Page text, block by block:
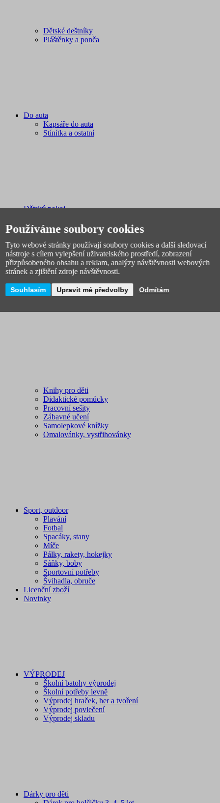
Dětské deštníky
Pláštěnky a ponča
Do auta
Kapsáře do auta
Stínítka a ostatní
Dětský pokoj
Dětská nástěnná dekorace
Koše a úložné krabice
Hrníčky a sady nádobí
Ortopedické podlahy
Osvětlení
Dětské židle
Dětské prostírání
Magnetické tabule
Knihy pro děti
Didaktické pomůcky
Pracovní sešity
Zábavné učení
Samolepkové knížky
Omalovánky, vystřihovánky
Sport, outdoor
Plavání
Fotbal
Spacáky, stany
Míče
Pálky, rakety, hokejky
Sáňky, boby
Sportovní potřeby
Švihadla, obruče
Licenční zboží
Novinky
VÝPRODEJ
Školní batohy výprodej
Školní potřeby levně
Výprodej hraček, her a tvoření
Výprodej povlečení
Výprodej skladu
Dárky pro děti
Používáme soubory cookies
Tyto webové stránky používají soubory cookies a další sledovací
nástroje s cílem vylepšení uživatelského prostředí, zobrazení
přizpůsobeného obsahu a reklam, analýzy návštěvnosti webových
stránek a zjištění zdroje návštěvnosti.
Souhlasím Upravit mé předvolby Odmítám